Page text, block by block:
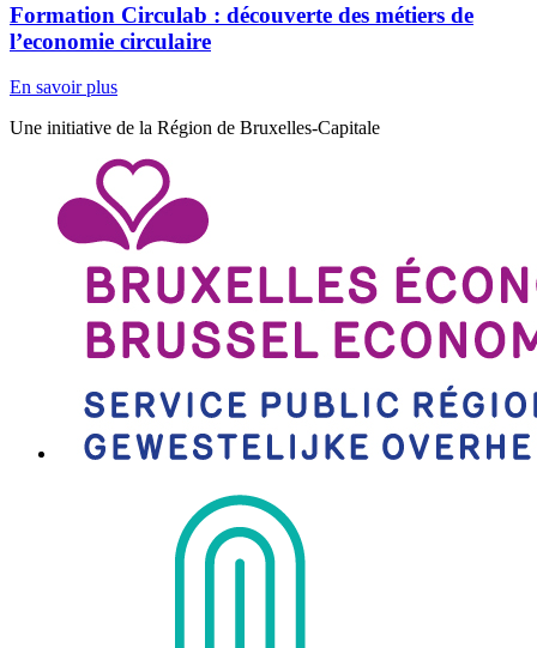
Formation Circulab : découverte des métiers de
l’economie circulaire
En savoir plus
Une initiative de la Région de Bruxelles-Capitale